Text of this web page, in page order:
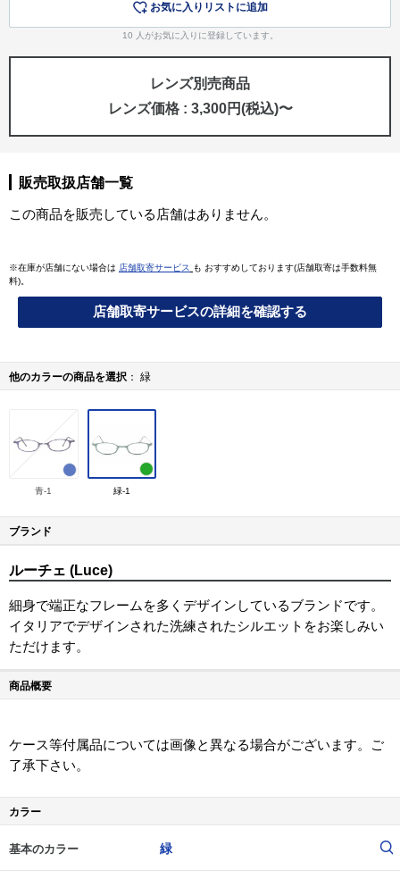
お気に入りリストに追加
10 人がお気に入りに登録しています。
レンズ別売商品
レンズ価格 : 3,300円(税込)〜
販売取扱店舗一覧
この商品を販売している店舗はありません。
※在庫が店舗にない場合は 店舗取寄サービス
も おすすめしております(店舗取寄は手数料無
料)。
店舗取寄サービスの詳細を確認する
他のカラーの商品を選択 緑
青-1 緑-1
ブランド
ルーチェ (Luce)
細身で端正なフレームを多くデザインしているブランドです。
イタリアでデザインされた洗練されたシルエットをお楽しみい
ただけます。
商品概要
ケース等付属品については画像と異なる場合がございます。ご
了承下さい。
カラー
基本のカラー 緑